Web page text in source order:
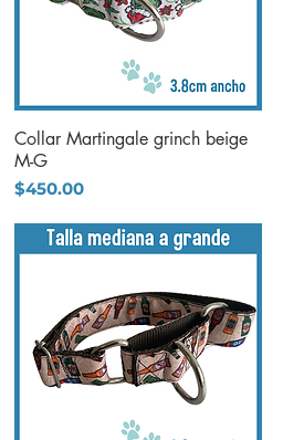
Vista rápida
Collar Martingale grinch beige
M-G
Precio
$450.00